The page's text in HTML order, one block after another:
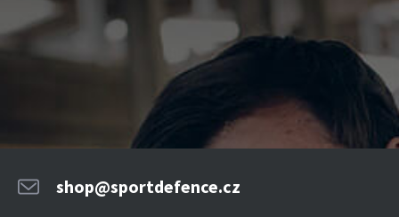
shop@sportdefence.cz